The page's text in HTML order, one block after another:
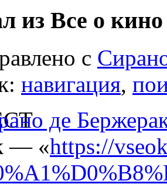
из Все о кино
с
навигация,
де
— «https://